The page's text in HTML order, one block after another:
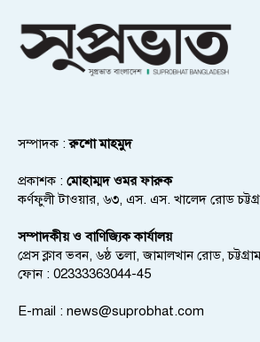
সম্পাদক :রুশো মাহমুদ
প্রকাশক : মোহাম্মদ ওমর ফারুক
কর্ণফুলী টাওয়ার, ৬৩, এস. এস. খালেদ রোড
সম্পাদকীয় ও বাণিজ্যিক কার্যালয়
প্রেস ক্লাব ভবন, ৬ষ্ঠ তলা, জামালখান রোড,
ফোন : 02333363044-45
E-mail : news@suprobhat.com